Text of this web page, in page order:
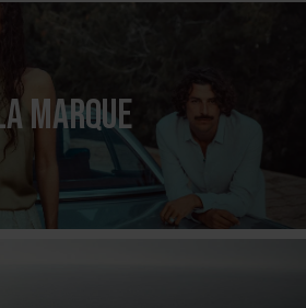
MARQUE